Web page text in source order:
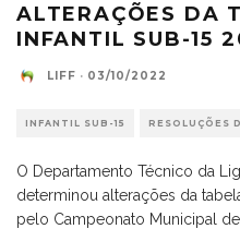
ALTERAÇÕES DA
INFANTIL SUB-15
LIFF · 03/10/2022
INFANTIL SUB-15 RESOLUÇÕES
O Departamento Técnico da
determinou alterações da
pelo Campeonato Municipal